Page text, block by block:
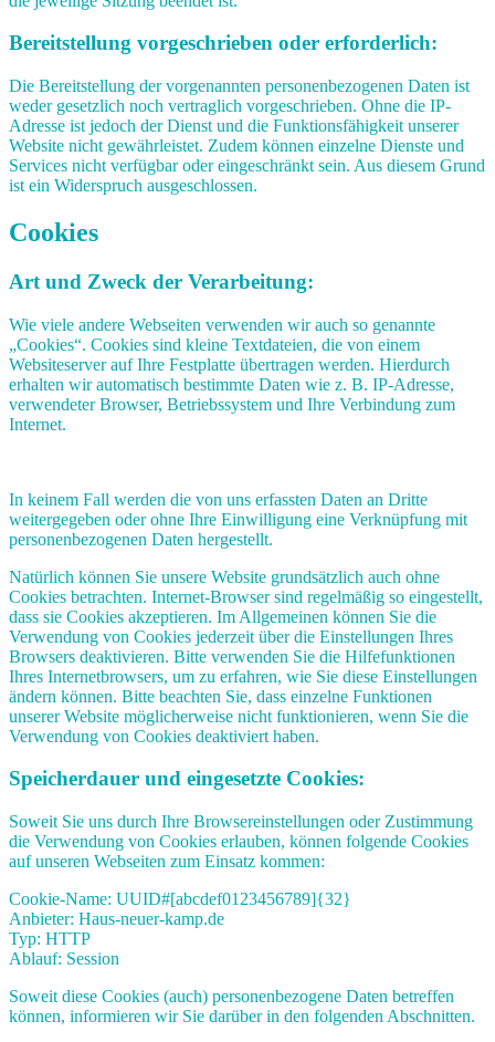
Bereitstellung vorgeschrieben oder erforderlich:
Die Bereitstellung der vorgenannten personenbezogenen Daten ist
weder gesetzlich noch vertraglich vorgeschrieben. Ohne die IP-
Adresse ist jedoch der Dienst und die Funktionsfähigkeit unserer
Website nicht gewährleistet. Zudem können einzelne Dienste und
Services nicht verfügbar oder eingeschränkt sein. Aus diesem Grund
ist ein Widerspruch ausgeschlossen.
Cookies
Art und Zweck der Verarbeitung:
Wie viele andere Webseiten verwenden wir auch so genannte
„Cookies“. Cookies sind kleine Textdateien, die von einem
Websiteserver auf Ihre Festplatte übertragen werden. Hierdurch
erhalten wir automatisch bestimmte Daten wie z. B. IP-Adresse,
verwendeter Browser, Betriebssystem und Ihre Verbindung zum
Internet.
In keinem Fall werden die von uns erfassten Daten an Dritte
weitergegeben oder ohne Ihre Einwilligung eine Verknüpfung mit
personenbezogenen Daten hergestellt.
Natürlich können Sie unsere Website grundsätzlich auch ohne
Cookies betrachten. Internet-Browser sind regelmäßig so eingestellt,
dass sie Cookies akzeptieren. Im Allgemeinen können Sie die
Verwendung von Cookies jederzeit über die Einstellungen Ihres
Browsers deaktivieren. Bitte verwenden Sie die Hilfefunktionen
Ihres Internetbrowsers, um zu erfahren, wie Sie diese Einstellungen
ändern können. Bitte beachten Sie, dass einzelne Funktionen
unserer Website möglicherweise nicht funktionieren, wenn Sie die
Verwendung von Cookies deaktiviert haben.
Speicherdauer und eingesetzte Cookies:
Soweit Sie uns durch Ihre Browsereinstellungen oder Zustimmung
die Verwendung von Cookies erlauben, können folgende Cookies
auf unseren Webseiten zum Einsatz kommen:
Cookie-Name: UUID#[abcdef0123456789]{32}
Anbieter: Haus-neuer-kamp.de
Typ: HTTP
Ablauf: Session
Soweit diese Cookies (auch) personenbezogene Daten betreffen
können, informieren wir Sie darüber in den folgenden Abschnitten.